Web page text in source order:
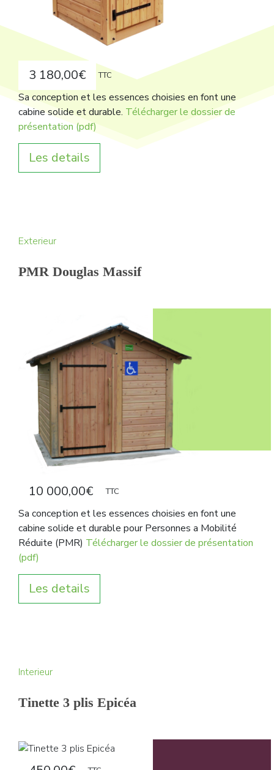
3 180,00€ TTC
Sa conception et les essences choisies en font une
cabine solide et durable. Télécharger le dossier de
présentation (pdf)
Les details
Exterieur
PMR Douglas Massif
10 000,00€ TTC
Sa conception et les essences choisies en font une
cabine solide et durable pour Personnes a Mobilité
Réduite (PMR) Télécharger le dossier de présentation
(pdf)
Les details
Interieur
Tinette 3 plis Epicéa